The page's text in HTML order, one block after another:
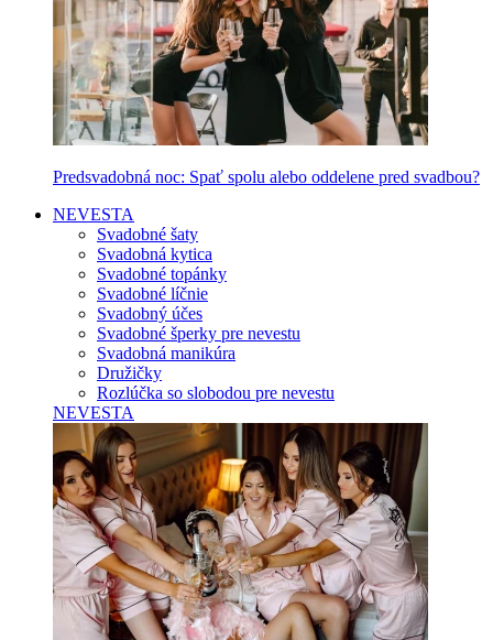
Predsvadobná noc: Spať spolu alebo oddelene pred svadbou?
NEVESTA
Svadobné šaty
Svadobná kytica
Svadobné topánky
Svadobné líčnie
Svadobný účes
Svadobné šperky pre nevestu
Svadobná manikúra
Družičky
Rozlúčka so slobodou pre nevestu
NEVESTA